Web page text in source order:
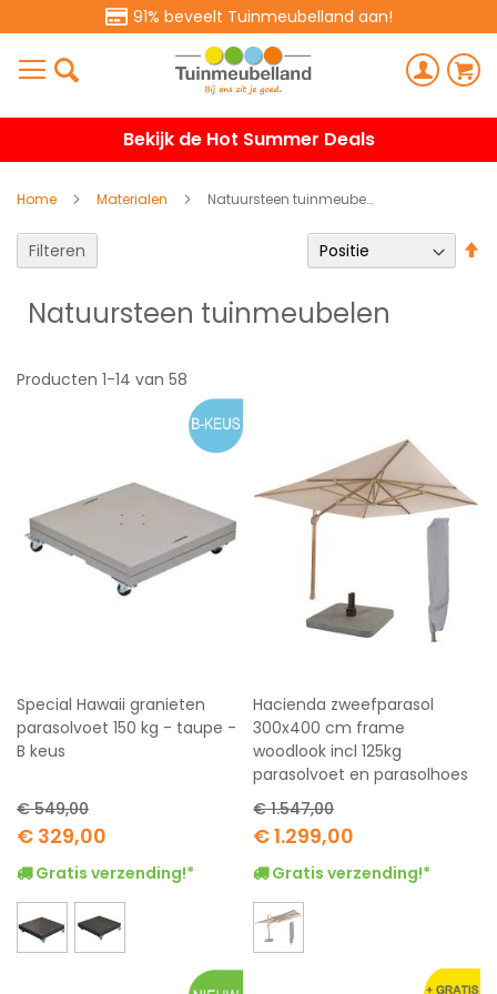
91% beveelt Tuinmeubelland aan!
Bekijk de Hot Summer Deals
Home Materialen Natuursteen tuinmeubelen
Natuursteen tuinmeubelen
Producten 1-14 van 58
Special Hawaii granieten
parasolvoet 150 kg - taupe -
B keus
Special
Price
€ 329,00
€ 549,00
Gratis verzending!*
Hacienda zweefparasol
300x400 cm frame
woodlook incl 125kg
parasolvoet en parasolhoes
Special
Price
€ 1.299,00
€ 1.547,00
Gratis verzending!*
Filteren